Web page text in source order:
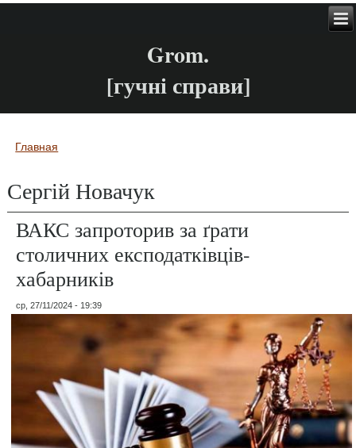
Grom.
[гучні справи]
Вы здесь
Главная
Сергій Новачук
ВАКС запроторив за ґрати
столичних експодатківців-
хабарників
ср, 27/11/2024 - 19:39